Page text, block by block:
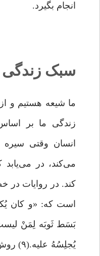
انجام بگیرد.
سبک زندگی
ما شیعه هستیم و
زندگی ما بر
انسان وقتی سیره
می‌کند، در می‌یابد
کند. در روایات
است که: «و کان
بَسَط ثَوبَه لِمَنْ لیست
یُجلِسُهُ